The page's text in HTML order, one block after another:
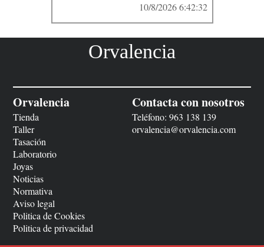
10/8/2026 6:42:32
Orvalencia
Orvalencia
Tienda
Taller
Tasación
Laboratorio
Joyas
Noticias
Normativa
Aviso legal
Politica de Cookies
Politica de privacidad
Contacta con nosotros
Teléfono: 963 138 139
orvalencia@orvalencia.com